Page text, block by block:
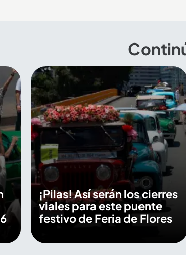
¡Pilas! Así serán los cierres
viales para este puente
festivo de Feria de Flores